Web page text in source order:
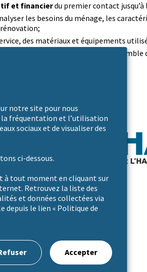
et financierdu premier contact
les besoins du ménage, les
des matériaux et équipements
, incluant l’ensemble
auprès des financeurs.
notre site pour nous
la fréquentation et l’utilisation
sociaux et de visualiser des
ci-dessous.
à tout moment en cliquant sur
Retrouvez la liste des
et données collectées via
depuis le lien « Politique de
Accepter